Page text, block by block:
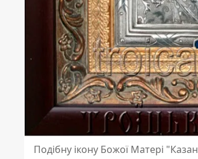
Подібну ікону Божої Матері